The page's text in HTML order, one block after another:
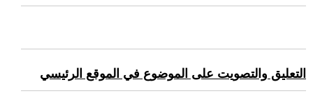
التعليق والتصويت على الموضوع في الموقع الرئيسي